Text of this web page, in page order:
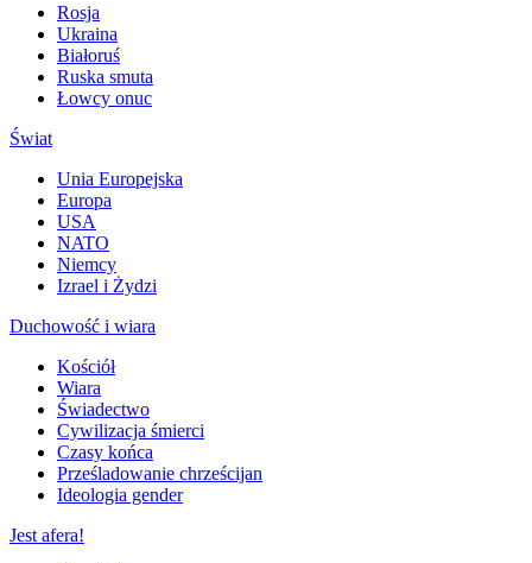
Rosja
Ukraina
Białoruś
Ruska smuta
Łowcy onuc
Świat
Unia Europejska
Europa
USA
NATO
Niemcy
Izrael i Żydzi
Duchowość i wiara
Kościół
Wiara
Świadectwo
Cywilizacja śmierci
Czasy końca
Prześladowanie chrześcijan
Ideologia gender
Jest afera!